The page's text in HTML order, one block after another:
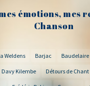
émotions, mes
Chanson
Weldens Barjac Baudelaire
Davy Kilembe Détours de Chant